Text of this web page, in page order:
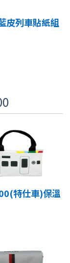
皮列車貼紙組
特仕車)保溫